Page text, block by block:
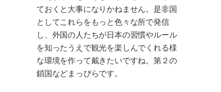
ておくと大事になりかねません。是非国
としてこれらをもっと色々な所で発信
し、外国の人たちが日本の習慣やルール
を知ったうえで観光を楽しんでくれる様
な環境を作って戴きたいですね。第２の
鎖国などまっぴらです。